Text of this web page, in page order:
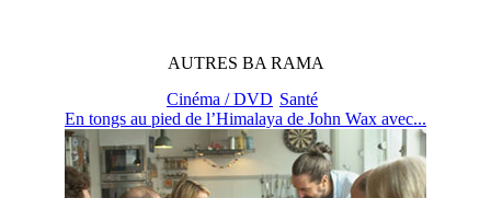
AUTRES BA RAMA
Cinéma / DVD Santé
En tongs au pied de l’Himalaya de John Wax avec...